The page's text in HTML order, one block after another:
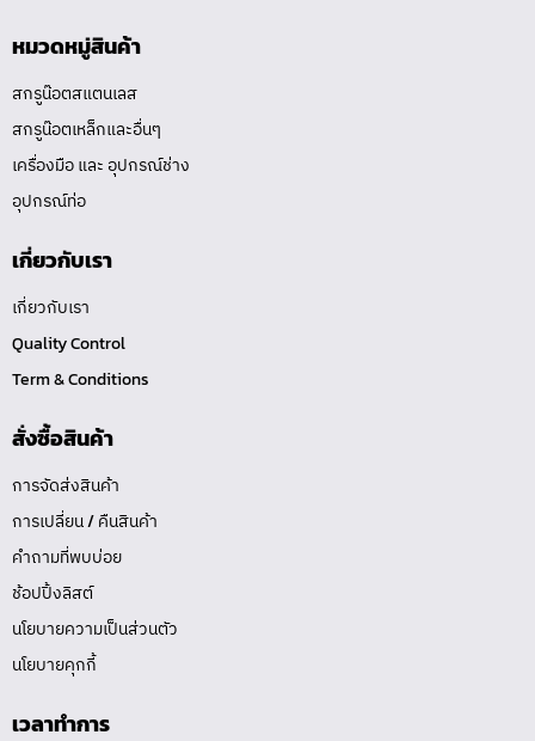
หมวดหมู่สินค้า
สกรูน๊อตสแตนเลส
สกรูน๊อตเหล็กและอื่นๆ
เครื่องมือ และ อุปกรณ์ช่าง
อุปกรณ์ท่อ
เกี่ยวกับเรา
เกี่ยวกับเรา
Quality Control
Term & Conditions
สั่งซื้อสินค้า
การจัดส่งสินค้า
การเปลี่ยน / คืนสินค้า
คำถามที่พบบ่อย
ช้อปปิ้งลิสต์
นโยบายความเป็นส่วนตัว
นโยบายคุกกี้
เวลาทำการ